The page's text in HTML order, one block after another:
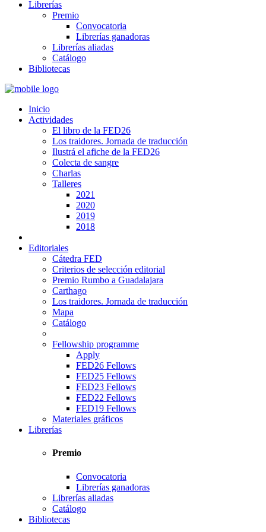
Librerías
Premio
Convocatoria
Librerías ganadoras
Librerías aliadas
Catálogo
Bibliotecas
Inicio
Actividades
El libro de la FED26
Los traidores. Jornada de traducción
Ilustrá el afiche de la FED26
Colecta de sangre
Charlas
Talleres
2021
2020
2019
2018
Editoriales
Cátedra FED
Criterios de selección editorial
Premio Rumbo a Guadalajara
Carthago
Los traidores. Jornada de traducción
Mapa
Catálogo
Fellowship programme
Apply
FED26 Fellows
FED25 Fellows
FED23 Fellows
FED22 Fellows
FED19 Fellows
Materiales gráficos
Librerías
Premio
Convocatoria
Librerías ganadoras
Librerías aliadas
Catálogo
Bibliotecas